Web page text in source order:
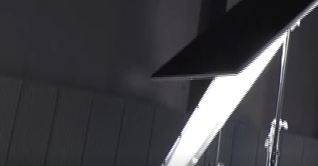
生命保険料控除制度について
Web版「ご契約のしおり－約款」
確定給付企業年金オンラインサービス（CPBS）
企業年金の事務再委託先変更について（契約者さ
企業保険特別勘定運用実績照会サービス
大樹の認知症サポートサービス
今月の九星マネー占い